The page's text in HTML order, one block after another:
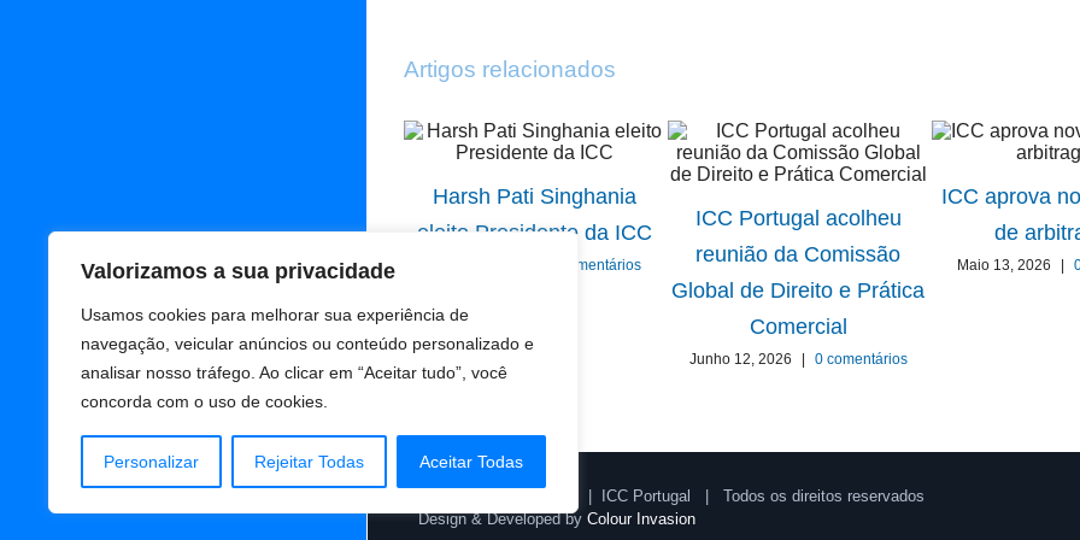
Valorizamos a sua privacidade
Usamos cookies para melhorar sua experiência de
navegação, veicular anúncios ou conteúdo personalizado e
analisar nosso tráfego. Ao clicar em “Aceitar tudo”, você
concorda com o uso de cookies.
Personalizar Rejeitar Todas Aceitar Todas
Artigos relacionados
Harsh Pati Singhania
eleito Presidente da ICC
0 comentários
ICC Portugal acolheu
reunião da Comissão
Global de Direito e Prática
Comercial
Junho 12, 2026 | 0 comentários
ICC aprova
de
Maio 13, 2026 |
2026 | ICC Portugal | Todos os direitos reservados
Design & Developed by Colour Invasion